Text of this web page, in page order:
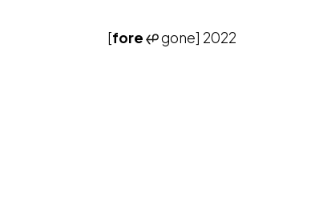
[fore gone] 2022